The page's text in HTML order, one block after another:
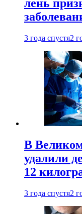
лень
3 года спустя2
В
удалили
12
3 года спустя2